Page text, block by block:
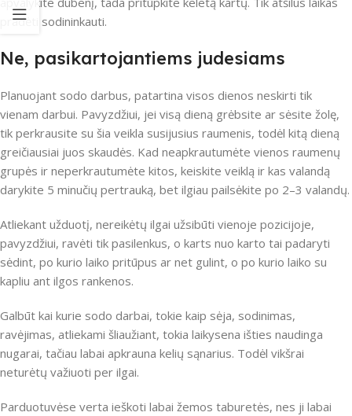
pradėti sodininkauti.
Ne, pasikartojantiems judesiams
Planuojant sodo darbus, patartina visos dienos neskirti tik
vienam darbui. Pavyzdžiui, jei visą dieną grėbsite ar sėsite žolę,
tik perkrausite su šia veikla susijusius raumenis, todėl kitą dieną
greičiausiai juos skaudės. Kad neapkrautumėte vienos raumenų
grupės ir neperkrautumėte kitos, keiskite veiklą ir kas valandą
darykite 5 minučių pertrauką, bet ilgiau pailsėkite po 2–3 valandų.
Atliekant užduotį, nereikėtų ilgai užsibūti vienoje pozicijoje,
pavyzdžiui, ravėti tik pasilenkus, o karts nuo karto tai padaryti
sėdint, po kurio laiko pritūpus ar net gulint, o po kurio laiko su
kapliu ant ilgos rankenos.
Galbūt kai kurie sodo darbai, tokie kaip sėja, sodinimas,
ravėjimas, atliekami šliaužiant, tokia laikysena išties naudinga
nugarai, tačiau labai apkrauna kelių sąnarius. Todėl vikšrai
neturėtų važiuoti per ilgai.
Parduotuvėse verta ieškoti labai žemos taburetės, nes ji labai